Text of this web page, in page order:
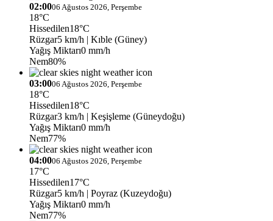
02:0006 Ağustos 2026, Perşembe
18°C
Hissedilen18°C
Rüzgar5 km/h | Kıble (Güney)
Yağış Miktarı0 mm/h
Nem80%
03:0006 Ağustos 2026, Perşembe
18°C
Hissedilen18°C
Rüzgar3 km/h | Keşişleme (Güneydoğu)
Yağış Miktarı0 mm/h
Nem77%
04:0006 Ağustos 2026, Perşembe
17°C
Hissedilen17°C
Rüzgar5 km/h | Poyraz (Kuzeydoğu)
Yağış Miktarı0 mm/h
Nem77%